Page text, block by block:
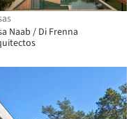
Naab / Di Frenna